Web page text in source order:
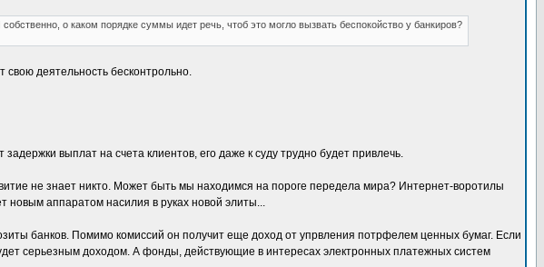
о каком порядке суммы идет речь, чтоб это могло вызвать беспокойство у банкиров?
свою деятельность бесконтрольно.
выплат на счета клиентов, его даже к суду трудно будет привлечь.
не знает никто. Может быть мы находимся на пороге передела мира? Интернет-воротилы
новым аппаратом насилия в руках новой элиты...
банков. Помимо комиссий он получит еще доход от упрвления потрфелем ценных бумаг. Если
серьезным доходом. А фонды, действующие в интересах электронных платежных систем